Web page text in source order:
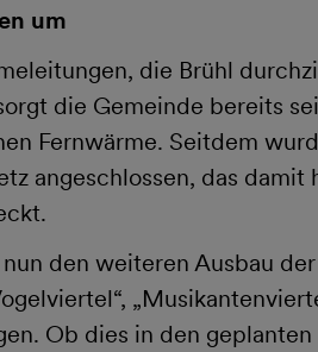
um
die Brühl
die Gemeinde bereits
Fernwärme. Seitdem
angeschlossen, das damit
den weiteren Ausbau
Ob dies in den geplanten